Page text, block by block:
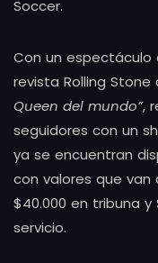
Soccer.
Con un espectáculo
revista Rolling Stone
Queen del mundo”,
seguidores con un
ya se encuentran
con valores que van
$40.000 en tribuna
servicio.